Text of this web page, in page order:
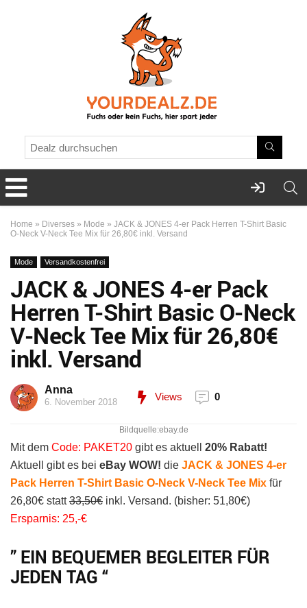
Home » Diverses » Mode » JACK & JONES 4-er Pack Herren T-Shirt Basic
O-Neck V-Neck Tee Mix für 26,80€ inkl. Versand
Mode Versandkostenfrei
JACK & JONES 4-er Pack
Herren T-Shirt Basic O-Neck
V-Neck Tee Mix für 26,80€
inkl. Versand
Anna
6. November 2018 Views 0
Bildquelle:ebay.de
Mit dem Code: PAKET20 gibt es aktuell 20% Rabatt!
Aktuell gibt es bei eBay WOW! die JACK & JONES 4-er
Pack Herren T-Shirt Basic O-Neck V-Neck Tee Mix für
26,80€ statt33,50€ inkl. Versand. (bisher: 51,80€)
Ersparnis: 25,-€
” EIN BEQUEMER BEGLEITER FÜR
JEDEN TAG “